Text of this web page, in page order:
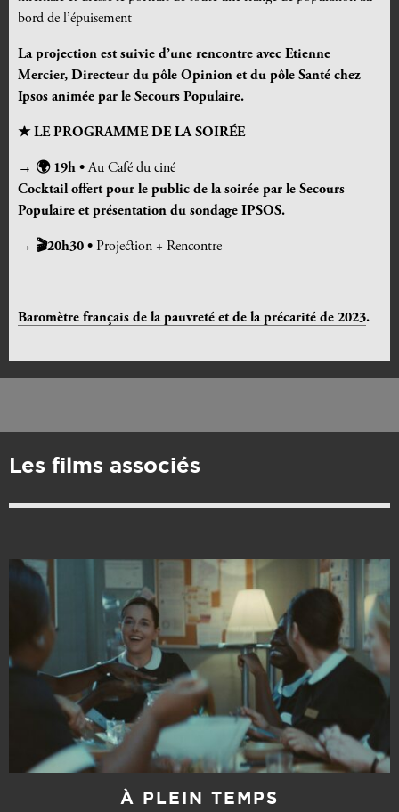
bord de l’épuisement
La projection est suivie d’une rencontre avec Etienne
Mercier, Directeur du pôle Opinion et du pôle Santé chez
Ipsos animée par le Secours Populaire.
★ LE PROGRAMME DE LA SOIRÉE
→ 🌍 19h •Au Café du ciné
Cocktail offert pour le public de la soirée par le Secours
Populaire et présentation du sondage IPSOS.
→ 🎬20h30 • Projection + Rencontre
Baromètre français de la pauvreté et de la précarité de 2023.
Les films associés
À PLEIN TEMPS